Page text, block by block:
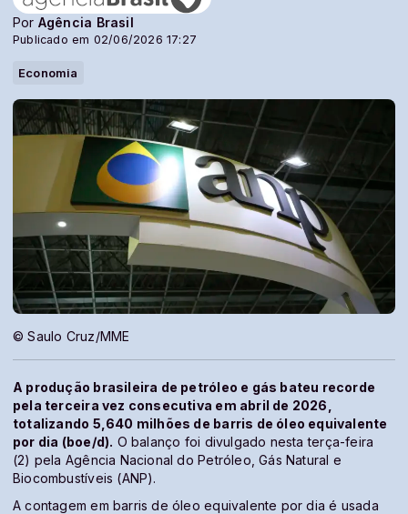
Por Agência Brasil
Publicado em 02/06/2026 17:27
Economia
© Saulo Cruz/MME
A produção brasileira de petróleo e gás bateu recorde
pela terceira vez consecutiva em abril de 2026,
totalizando 5,640 milhões de barris de óleo equivalente
por dia (boe/d). O balanço foi divulgado nesta terça-feira
(2) pela Agência Nacional do Petróleo, Gás Natural e
Biocombustíveis (ANP).
A contagem em barris de óleo equivalente por dia é usada